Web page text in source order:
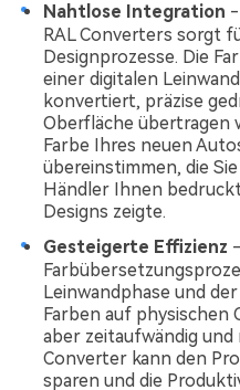
Nahtlose Integration
RAL Converters sorgt
Designprozesse. Die
einer digitalen
konvertiert, präzise
Oberfläche übertragen
Farbe Ihres neuen
übereinstimmen, die
Händler Ihnen
Designs zeigte.
Gesteigerte Effizienz
Leinwandphase und
Farben auf physischen
aber zeitaufwändig und
Converter kann den
sparen und die